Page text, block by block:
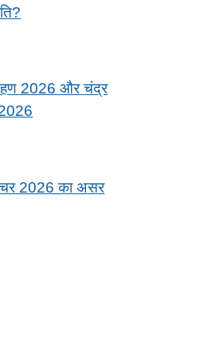
2026 और चंद्र
2026 का असर